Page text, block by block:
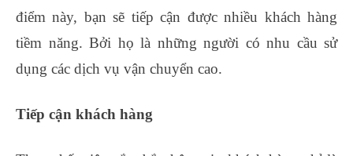
điểm này, bạn sẽ tiếp cận được nhiều khách hàng
tiềm năng. Bởi họ là những người có nhu cầu sử
dụng các dịch vụ vận chuyển cao.
Tiếp cận khách hàng